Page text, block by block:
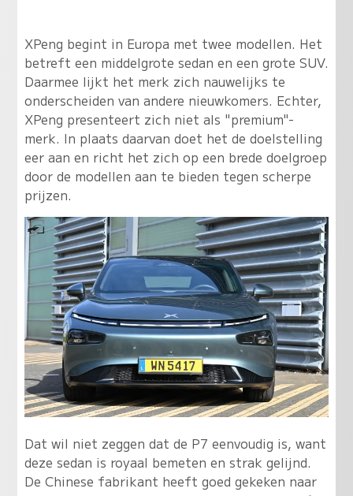
XPeng begint in Europa met twee modellen. Het
betreft een middelgrote sedan en een grote SUV.
Daarmee lijkt het merk zich nauwelijks te
onderscheiden van andere nieuwkomers. Echter,
XPeng presenteert zich niet als "premium"-
merk. In plaats daarvan doet het de doelstelling
eer aan en richt het zich op een brede doelgroep
door de modellen aan te bieden tegen scherpe
prijzen.
Dat wil niet zeggen dat de P7 eenvoudig is, want
deze sedan is royaal bemeten en strak gelijnd.
De Chinese fabrikant heeft goed gekeken naar